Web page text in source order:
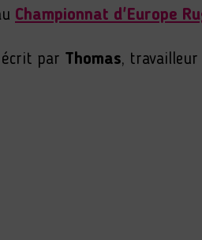
Championnat d'Europe
écrit par Thomas, travailleur